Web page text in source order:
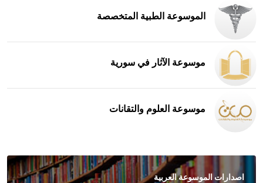
الموسوعة الطبية المتخصصة
موسوعة الآثار في سورية
موسوعة العلوم والتقانات
اصدارات الموسوعة العربية